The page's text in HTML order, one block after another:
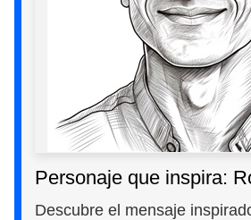
Personaje que inspira:
Descubre el mensaje